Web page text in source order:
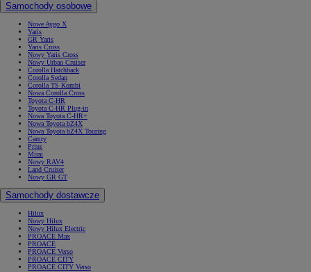
Samochody osobowe
Nowe Aygo X
Yaris
GR Yaris
Yaris Cross
Nowy Yaris Cross
Nowy Urban Cruiser
Corolla Hatchback
Corolla Sedan
Corolla TS Kombi
Nowa Corolla Cross
Toyota C-HR
Toyota C-HR Plug-in
Nowa Toyota C-HR+
Nowa Toyota bZ4X
Nowa Toyota bZ4X Touring
Camry
Prius
Mirai
Nowy RAV4
Land Cruiser
Nowy GR GT
Samochody dostawcze
Hilux
Nowy Hilux
Nowy Hilux Electric
PROACE Max
PROACE
PROACE Verso
PROACE CITY
PROACE CITY Verso